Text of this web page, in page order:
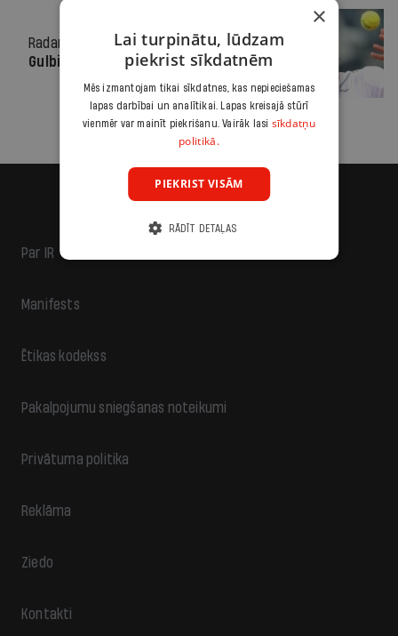
Radars
27.04.2010.
Gulbis pieveic Federeru
Par IR
Manifests
Ētikas kodekss
Pakalpojumu sniegšanas noteikumi
Privātuma politika
Reklāma
Ziedo
Kontakti
×
Lai turpinātu, lūdzam
piekrist sīkdatnēm
Mēs izmantojam tikai sīkdatnes, kas nepieciešamas
lapas darbībai un analītikai. Lapas kreisajā stūrī
vienmēr var mainīt piekrišanu. Vairāk lasi sīkdatņu
politikā.
PIEKRIST VISĀM
RĀDĪT DETAĻAS